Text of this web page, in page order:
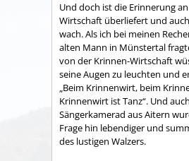
Und doch ist die Erinnerung
Wirtschaft überliefert und
wach. Als ich bei meinen
alten Mann in Münstertal
von der Krinnen-Wirtschaft
seine Augen zu leuchten und
„Beim Krinnenwirt, beim
Krinnenwirt ist Tanz“. Und
Sängerkamerad aus Aitern
Frage hin lebendiger und
des lustigen Walzers.